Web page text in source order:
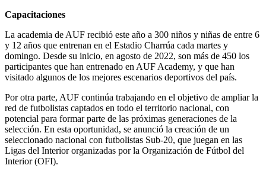
Capacitaciones
La academia de AUF recibió este año a 300 niños y niñas de entre 6
y 12 años que entrenan en el Estadio Charrúa cada martes y
domingo. Desde su inicio, en agosto de 2022, son más de 450 los
participantes que han entrenado en AUF Academy, y que han
visitado algunos de los mejores escenarios deportivos del país.
Por otra parte, AUF continúa trabajando en el objetivo de ampliar la
red de futbolistas captados en todo el territorio nacional, con
potencial para formar parte de las próximas generaciones de la
selección. En esta oportunidad, se anunció la creación de un
seleccionado nacional con futbolistas Sub-20, que juegan en las
Ligas del Interior organizadas por la Organización de Fútbol del
Interior (OFI).